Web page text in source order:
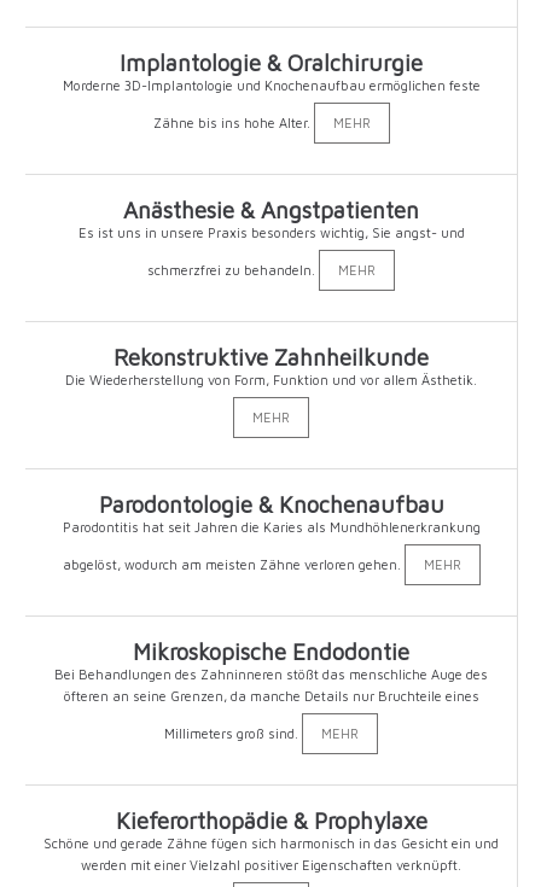
Implantologie & Oralchirurgie
Morderne 3D-Implantologie und Knochenaufbau ermöglichen feste
Zähne bis ins hohe Alter. MEHR
Anästhesie & Angstpatienten
Es ist uns in unsere Praxis besonders wichtig, Sie angst- und
schmerzfrei zu behandeln. MEHR
Rekonstruktive Zahnheilkunde
Die Wiederherstellung von Form, Funktion und vor allem Ästhetik.
MEHR
Parodontologie & Knochenaufbau
Parodontitis hat seit Jahren die Karies als Mundhöhlenerkrankung
abgelöst, wodurch am meisten Zähne verloren gehen. MEHR
Mikroskopische Endodontie
Bei Behandlungen des Zahninneren stößt das menschliche Auge des
öfteren an seine Grenzen, da manche Details nur Bruchteile eines
Millimeters groß sind. MEHR
Kieferorthopädie & Prophylaxe
Schöne und gerade Zähne fügen sich harmonisch in das Gesicht ein und
werden mit einer Vielzahl positiver Eigenschaften verknüpft.